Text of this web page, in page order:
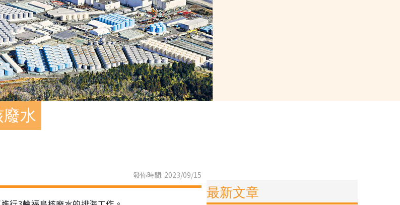
水
發佈時間: 2023/09/15
最新文章